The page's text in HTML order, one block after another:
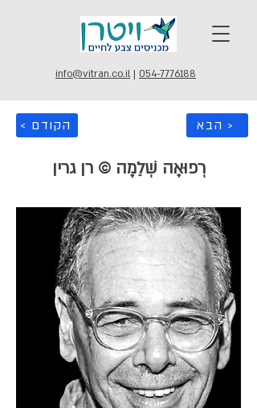
info@vitran.co.il | 054-7776188
< הקודם הבא >
רְפוּאָה שְׁלֵמָה © רן גרין